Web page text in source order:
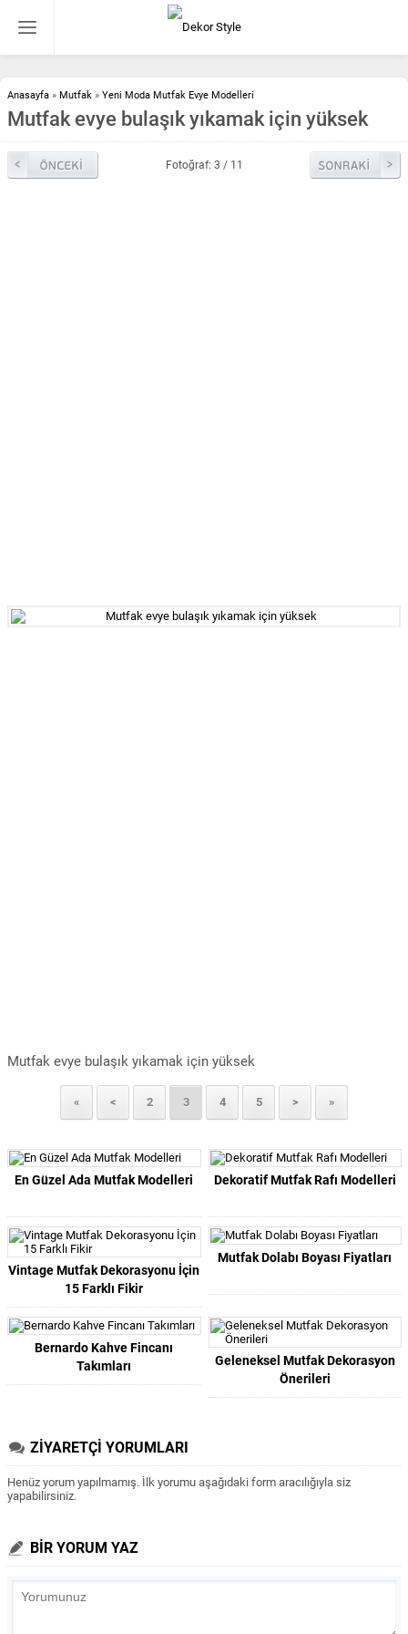
Anasayfa » Mutfak » Yeni Moda Mutfak Evye Modelleri
Mutfak evye bulaşık yıkamak için yüksek
Fotoğraf: 3 / 11
Mutfak evye bulaşık yıkamak için yüksek
« < 2 3 4 5 > »
En Güzel Ada Mutfak Modelleri Dekoratif Mutfak Rafı Modelleri
Vintage Mutfak Dekorasyonu İçin
15 Farklı Fikir
Mutfak Dolabı Boyası Fiyatları
Bernardo Kahve Fincanı
Takımları
Geleneksel Mutfak Dekorasyon
Önerileri
ZİYARETÇİ YORUMLARI
Henüz yorum yapılmamış. İlk yorumu aşağıdaki form aracılığıyla siz
yapabilirsiniz.
BİR YORUM YAZ